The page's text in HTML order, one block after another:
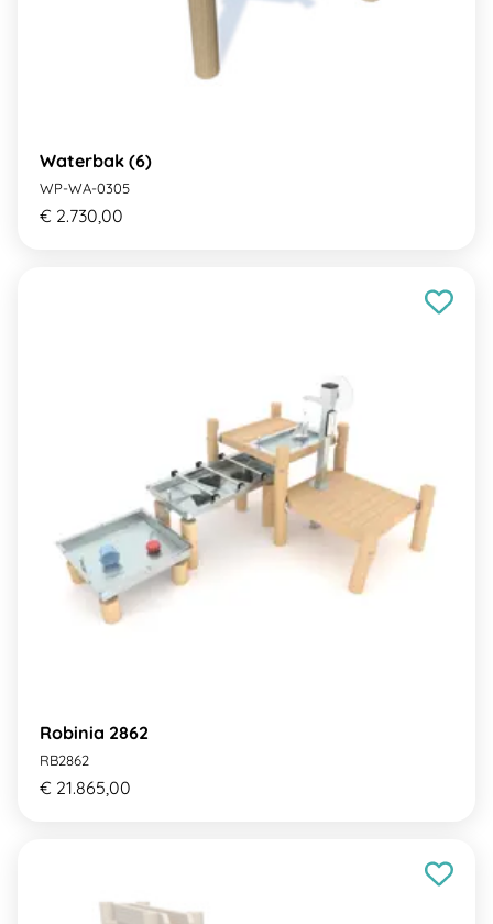
Waterbak (6)
WP-WA-0305
€ 2.730,00
Robinia 2862
RB2862
€ 21.865,00